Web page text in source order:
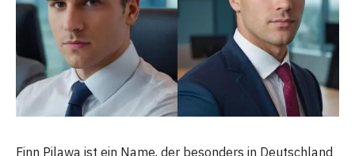
Finn Pilawa ist ein Name, der besonders in Deutschland